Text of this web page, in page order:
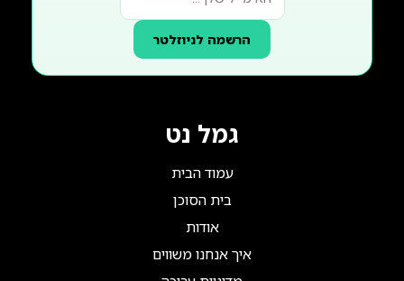
הרשמה לניוזלטר
גמל נט
עמוד הבית
בית הסוכן
אודות
איך אנחנו משווים